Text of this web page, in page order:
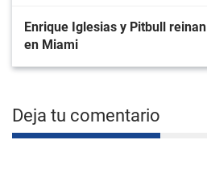
Enrique Iglesias y Pitbull
en Miami
Deja tu comentario